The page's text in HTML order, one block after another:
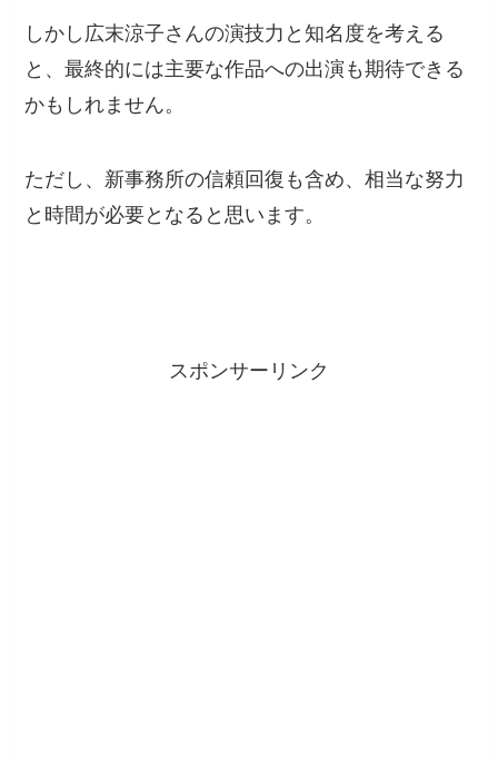
しかし広末涼子さんの演技力と知名度を考える
と、最終的には主要な作品への出演も期待できる
かもしれません。
ただし、新事務所の信頼回復も含め、相当な努力
と時間が必要となると思います。
スポンサーリンク